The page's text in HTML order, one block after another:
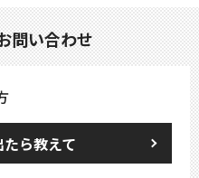
問い合わせ
ら教えて